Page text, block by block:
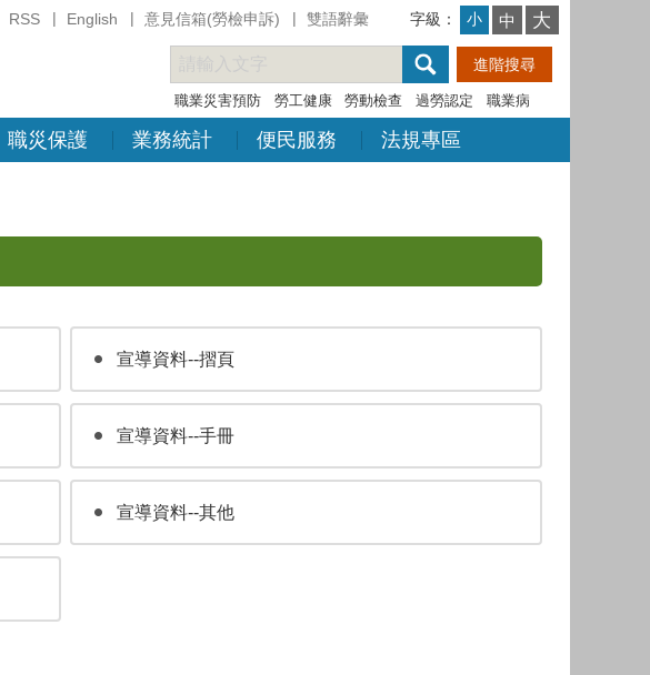
RSS English 意見信箱(勞檢申訴) 雙語辭彙 字級： 小 中 大
職業災害預防 勞工健康 勞動檢查 過勞認定 職業病
職災保護 業務統計 便民服務 法規專區
宣導資料--摺頁
宣導資料--手冊
宣導資料--其他